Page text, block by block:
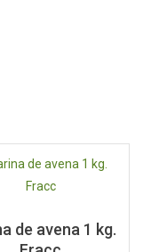
de avena 1 kg.